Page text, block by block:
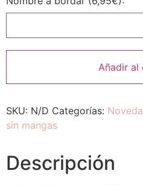
Añadir al
SKU: N/D Categorías:
sin mangas
Descripción